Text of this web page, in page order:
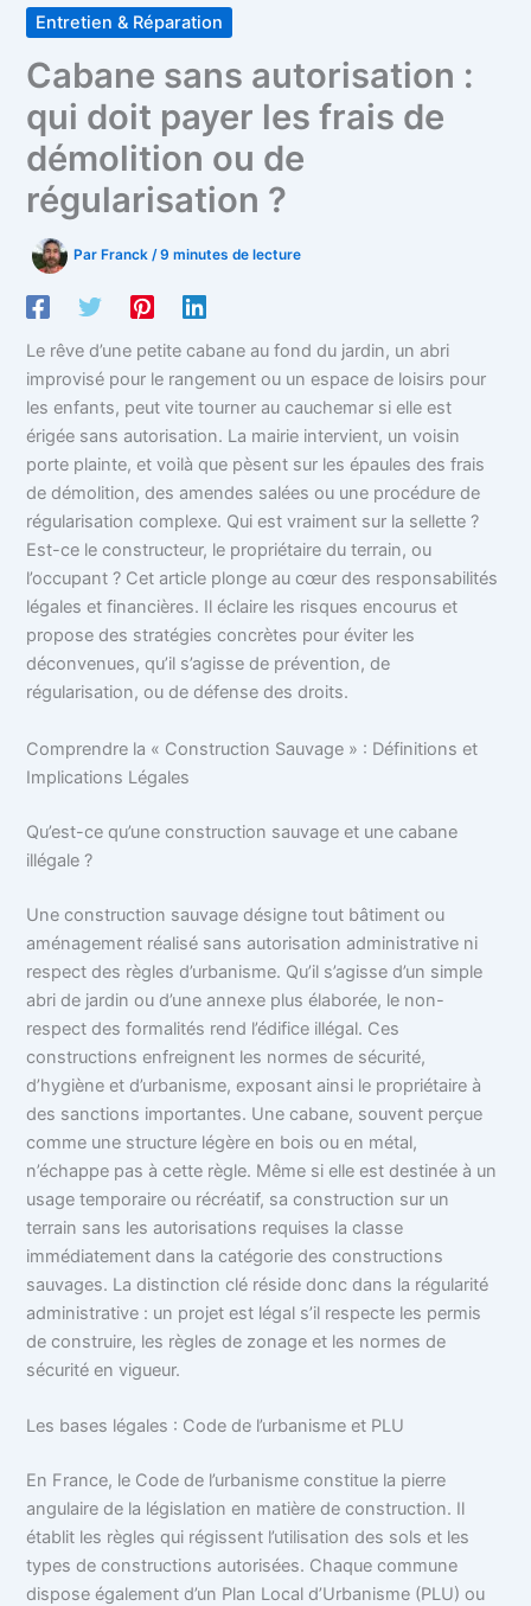
Entretien & Réparation
Cabane sans autorisation :
qui doit payer les frais de
démolition ou de
régularisation ?
Par Franck/9 minutes de lecture
Le rêve d’une petite cabane au fond du jardin, un abri
improvisé pour le rangement ou un espace de loisirs pour
les enfants, peut vite tourner au cauchemar si elle est
érigée sans autorisation. La mairie intervient, un voisin
porte plainte, et voilà que pèsent sur les épaules des frais
de démolition, des amendes salées ou une procédure de
régularisation complexe. Qui est vraiment sur la sellette ?
Est-ce le constructeur, le propriétaire du terrain, ou
l’occupant ? Cet article plonge au cœur des responsabilités
légales et financières. Il éclaire les risques encourus et
propose des stratégies concrètes pour éviter les
déconvenues, qu’il s’agisse de prévention, de
régularisation, ou de défense des droits.
Comprendre la « Construction Sauvage » : Définitions et
Implications Légales
Qu’est-ce qu’une construction sauvage et une cabane
illégale ?
Une construction sauvage désigne tout bâtiment ou
aménagement réalisé sans autorisation administrative ni
respect des règles d’urbanisme. Qu’il s’agisse d’un simple
abri de jardin ou d’une annexe plus élaborée, le non-
respect des formalités rend l’édifice illégal. Ces
constructions enfreignent les normes de sécurité,
d’hygiène et d’urbanisme, exposant ainsi le propriétaire à
des sanctions importantes. Une cabane, souvent perçue
comme une structure légère en bois ou en métal,
n’échappe pas à cette règle. Même si elle est destinée à un
usage temporaire ou récréatif, sa construction sur un
terrain sans les autorisations requises la classe
immédiatement dans la catégorie des constructions
sauvages. La distinction clé réside donc dans la régularité
administrative : un projet est légal s’il respecte les permis
de construire, les règles de zonage et les normes de
sécurité en vigueur.
Les bases légales : Code de l’urbanisme et PLU
En France, le Code de l’urbanisme constitue la pierre
angulaire de la législation en matière de construction. Il
établit les règles qui régissent l’utilisation des sols et les
types de constructions autorisées. Chaque commune
dispose également d’un Plan Local d’Urbanisme (PLU) ou